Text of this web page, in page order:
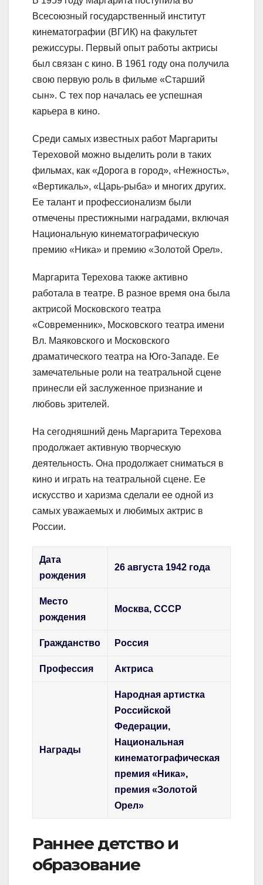
Всесоюзный государственный институт
кинематографии (ВГИК) на факультет
режиссуры. Первый опыт работы актрисы
был связан с кино. В 1961 году она получила
свою первую роль в фильме «Старший
сын». С тех пор началась ее успешная
карьера в кино.
Среди самых известных работ Маргариты
Тереховой можно выделить роли в таких
фильмах, как «Дорога в город», «Нежность»,
«Вертикаль», «Царь-рыба» и многих других.
Ее талант и профессионализм были
отмечены престижными наградами, включая
Национальную кинематографическую
премию «Ника» и премию «Золотой Орел».
Маргарита Терехова также активно
работала в театре. В разное время она была
актрисой Московского театра
«Современник», Московского театра имени
Вл. Маяковского и Московского
драматического театра на Юго-Западе. Ее
замечательные роли на театральной сцене
принесли ей заслуженное признание и
любовь зрителей.
На сегодняшний день Маргарита Терехова
продолжает активную творческую
деятельность. Она продолжает сниматься в
кино и играть на театральной сцене. Ее
искусство и харизма сделали ее одной из
самых уважаемых и любимых актрис в
России.
Дата
рождения
26 августа 1942 года
Место
рождения
Москва, СССР
Гражданство Россия
Профессия Актриса
Награды
Народная артистка
Российской
Федерации,
Национальная
кинематографическая
премия «Ника»,
премия «Золотой
Орел»
Раннее детство и
образование